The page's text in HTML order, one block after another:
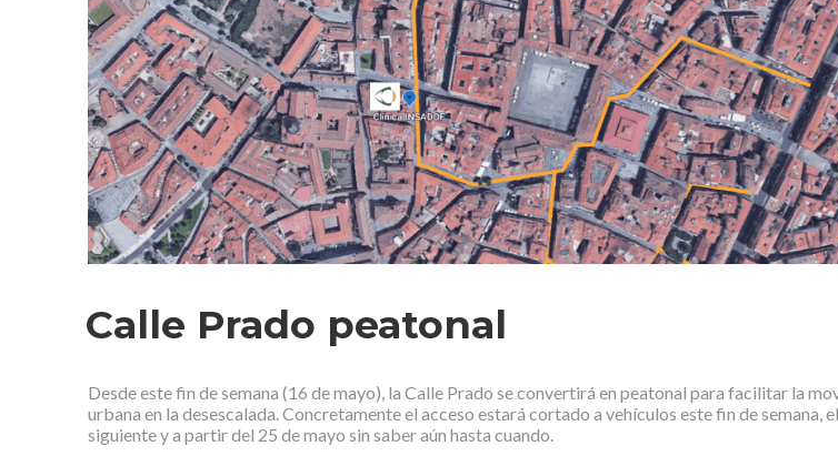
Calle Prado peatonal
Desde este fin de semana (16 de mayo), la Calle Prado se convertirá en peatonal para facilitar la
urbana en la desescalada. Concretamente el acceso estará cortado a vehículos este fin de semana, el
siguiente y a partir del 25 de mayo sin saber aún hasta cuando.